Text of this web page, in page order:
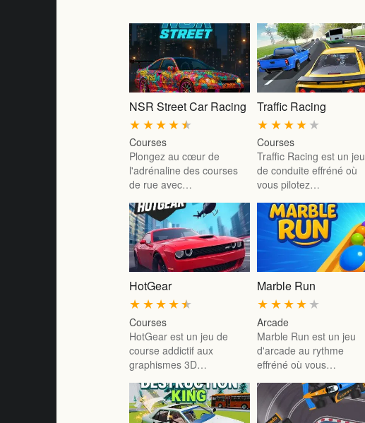
NSR Street Car Racing
★
★
★
★
★
Courses
Plongez au cœur de
l'adrénaline des courses
de rue avec…
Traffic Racing
★
★
★
★
★
Courses
Traffic Racing est un jeu
de conduite effréné où
vous pilotez…
HotGear
★
★
★
★
★
Courses
HotGear est un jeu de
course addictif aux
graphismes 3D…
Marble Run
★
★
★
★
★
Arcade
Marble Run est un jeu
d'arcade au rythme
effréné où vous…